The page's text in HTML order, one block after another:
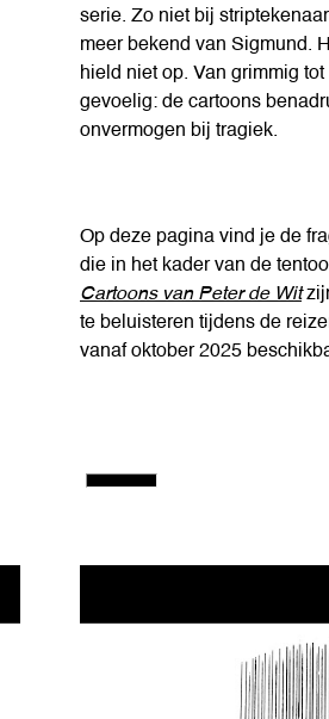
serie. Zo niet bij
meer bekend van Sigmund.
hield niet op. Van grimmig
gevoelig: de cartoons
onvermogen bij tragiek.
Op deze pagina vind je de
die in het kader van de
Cartoons van Peter de Wit
te beluisteren tijdens de
vanaf oktober 2025